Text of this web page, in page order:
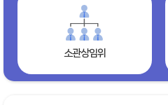
소관상임위